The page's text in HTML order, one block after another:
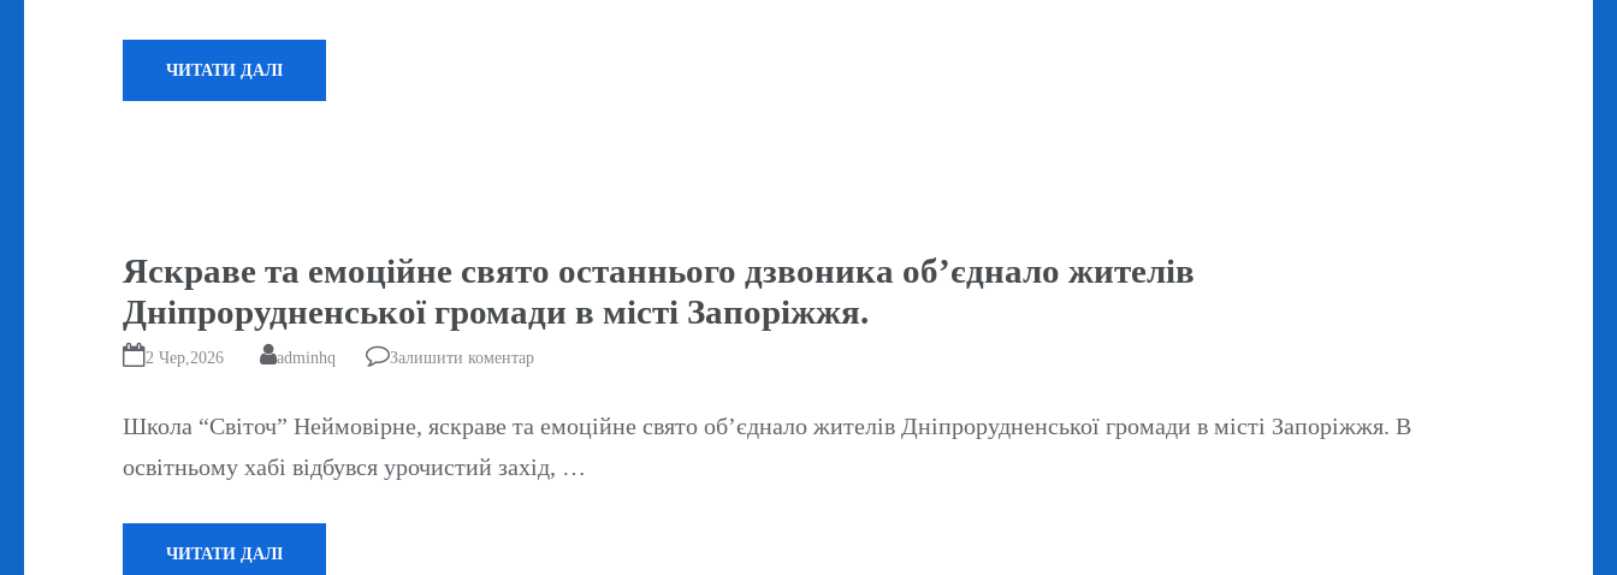
ЧИТАТИ ДАЛІ
Яскраве та емоційне свято останнього дзвоника об’єднало жителів
Дніпрорудненської громади в місті Запоріжжя.
2 Чер,2026 adminhq Залишити коментар
Школа “Світоч” Неймовірне, яскраве та емоційне свято об’єднало жителів Дніпрорудненської громади в місті Запоріжжя. В
освітньому хабі відбувся урочистий захід, …
ЧИТАТИ ДАЛІ